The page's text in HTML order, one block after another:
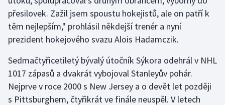
Stolní tenis
Triatlon
Veslování
Vodní slalom
Volejbal
přesilovek. Zažil jsem spoustu hokejistů, ale on patří k
těm nejlepším," prohlásil někdejší trenér a nyní
prezident hokejového svazu Alois Hadamczik.
Sedmačtyřicetiletý bývalý útočník Sýkora odehrál v NHL
1017 zápasů a dvakrát vybojoval Stanleyův pohár.
Nejprve v roce 2000 s New Jersey a o devět let později
s Pittsburghem, čtyřikrát ve finále neuspěl. V letech